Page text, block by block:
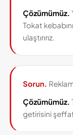
Çözümümüz.
Tokat
ulaştırırız.
Sorun.
Çözümümüz.
getirisini